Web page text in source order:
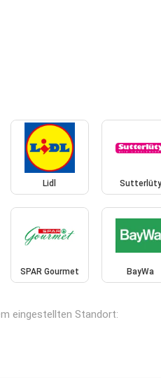
Lidl Sutterlüty
SPAR Gourmet BayWa
eingestellten Standort: